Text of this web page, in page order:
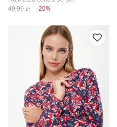
49,99 zł
-20%